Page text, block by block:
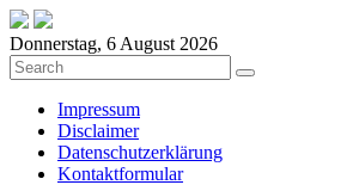
Donnerstag, 6 August 2026
Impressum
Disclaimer
Datenschutzerklärung
Kontaktformular